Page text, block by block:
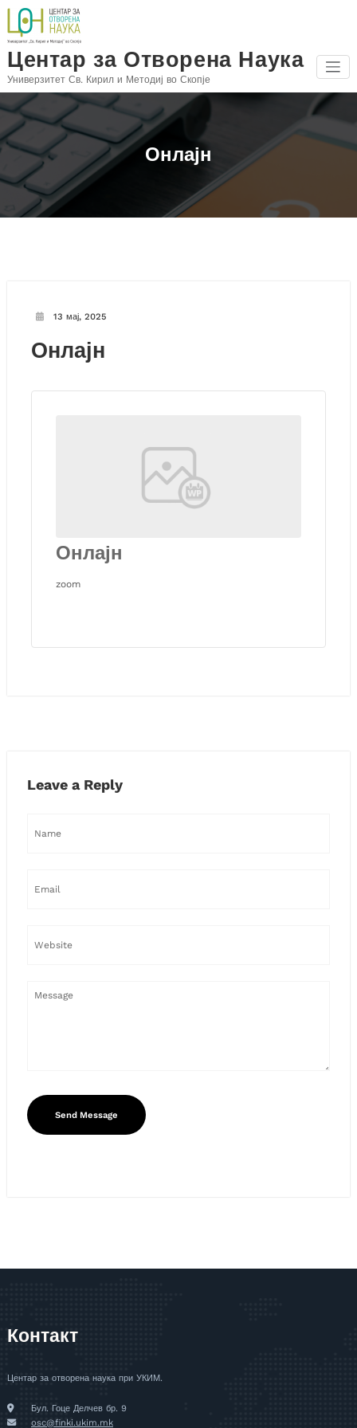
Skip
content
Центар за Отворена Наука
Универзитет Св. Кирил и Методиј во Скопје
Онлајн
13 мај, 2025
Онлајн
Онлајн
zoom
Leave a Reply
Контакт
Центар за отворена наука при УКИМ.
Бул. Гоце Делчев бр. 9
osc@finki.ukim.mk